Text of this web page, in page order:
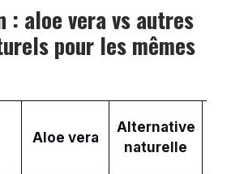
: aloe vera vs autres
pour les mêmes
Aloe vera
Alternative
naturelle